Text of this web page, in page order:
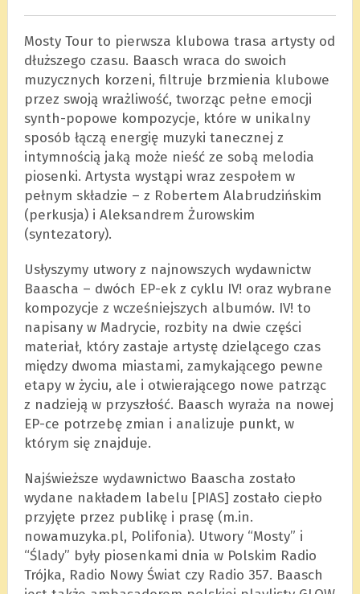
Mosty Tour to pierwsza klubowa trasa artysty od
dłuższego czasu. Baasch wraca do swoich
muzycznych korzeni, filtruje brzmienia klubowe
przez swoją wrażliwość, tworząc pełne emocji
synth-popowe kompozycje, które w unikalny
sposób łączą energię muzyki tanecznej z
intymnością jaką może nieść ze sobą melodia
piosenki. Artysta wystąpi wraz zespołem w
pełnym składzie – z Robertem Alabrudzińskim
(perkusja) i Aleksandrem Żurowskim
(syntezatory).
Usłyszymy utwory z najnowszych wydawnictw
Baascha – dwóch EP-ek z cyklu IV! oraz wybrane
kompozycje z wcześniejszych albumów. IV! to
napisany w Madrycie, rozbity na dwie części
materiał, który zastaje artystę dzielącego czas
między dwoma miastami, zamykającego pewne
etapy w życiu, ale i otwierającego nowe patrząc
z nadzieją w przyszłość. Baasch wyraża na nowej
EP-ce potrzebę zmian i analizuje punkt, w
którym się znajduje.
Najświeższe wydawnictwo Baascha zostało
wydane nakładem labelu [PIAS] zostało ciepło
przyjęte przez publikę i prasę (m.in.
nowamuzyka.pl, Polifonia). Utwory “Mosty” i
“Ślady” były piosenkami dnia w Polskim Radio
Trójka, Radio Nowy Świat czy Radio 357. Baasch